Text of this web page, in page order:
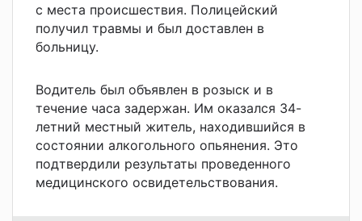
с места происшествия. Полицейский
получил травмы и был доставлен в
больницу.
Водитель был объявлен в розыск и в
течение часа задержан. Им оказался 34-
летний местный житель, находившийся в
состоянии алкогольного опьянения. Это
подтвердили результаты проведенного
медицинского освидетельствования.